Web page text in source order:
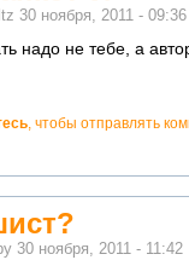
30 ноября, 2011 - 09:36
надо не тебе, а
, чтобы отправлять
30 ноября, 2011 - 11:42